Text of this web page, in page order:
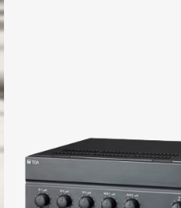
IP-Audio
Newsroom
Showroom